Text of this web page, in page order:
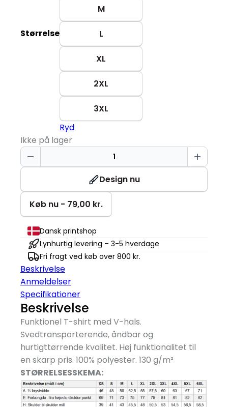
Størrelse
M
L
XL
2XL
3XL
Ryd
Ikke på lager
YES
Active
shirt
antal
Design nu
Køb nu - 79,00 kr.
Dansk printshop
Lynhurtig levering – 3-5 hverdage
Fri fragt ved køb over 800 kr.
Beskrivelse
Anmeldelser
Specifikationer
Beskrivelse
Funktionel T-shirt med V-hals.
Svedtransporterende, åndbar og
hurtigttørrende kvalitet. Høj funktionalitet til
en skarp pris. 100% polyester. 130 g/m²
STØRRELSESSKEMA: